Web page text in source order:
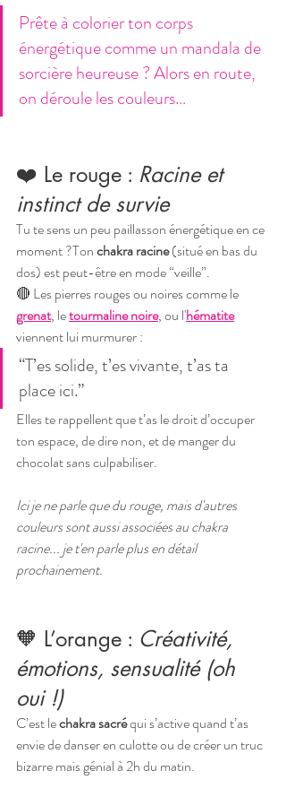
Prête à colorier ton corps
énergétique comme un mandala de
sorcière heureuse ? Alors en route,
on déroule les couleurs…
❤️ Le rouge : Racine et
instinct de survie
Tu te sens un peu paillasson énergétique en ce
moment ?Ton chakra racine (situé en bas du
dos) est peut-être en mode “veille”.
🔴 Les pierres rouges ou noires comme le
grenat, le tourmaline noire, ou l'hématite
viennent lui murmurer :
“T’es solide, t’es vivante, t’as ta
place ici.”
Elles te rappellent que t’as le droit d’occuper
ton espace, de dire non, et de manger du
chocolat sans culpabiliser.
Ici je ne parle que du rouge, mais d'autres
couleurs sont aussi associées au chakra
racine... je t'en parle plus en détail
prochainement.
🧡 L’orange : Créativité,
émotions, sensualité (oh
oui !)
C’est le chakra sacré qui s’active quand t’as
envie de danser en culotte ou de créer un truc
bizarre mais génial à 2h du matin.